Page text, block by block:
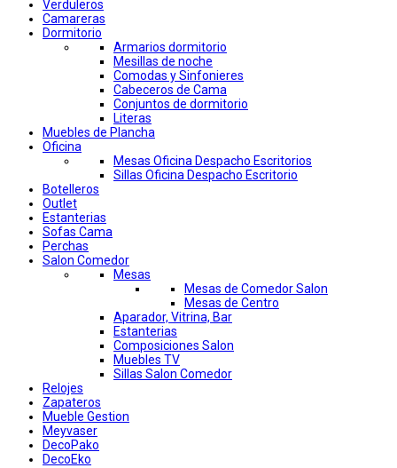
Verduleros
Camareras
Dormitorio
Armarios dormitorio
Mesillas de noche
Comodas y Sinfonieres
Cabeceros de Cama
Conjuntos de dormitorio
Literas
Muebles de Plancha
Oficina
Mesas Oficina Despacho Escritorios
Sillas Oficina Despacho Escritorio
Botelleros
Outlet
Estanterias
Sofas Cama
Perchas
Salon Comedor
Mesas
Mesas de Comedor Salon
Mesas de Centro
Aparador, Vitrina, Bar
Estanterias
Composiciones Salon
Muebles TV
Sillas Salon Comedor
Relojes
Zapateros
Mueble Gestion
Meyvaser
DecoPako
DecoEko